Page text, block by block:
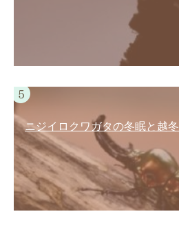
ニジイロクワガタの冬眠と越冬